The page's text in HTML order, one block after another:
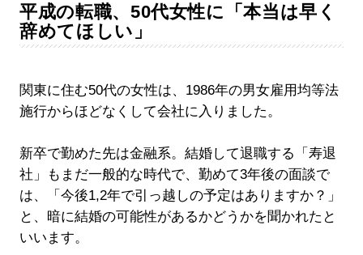
平成の転職、50代女性に「本当は早く
辞めてほしい」
関東に住む50代の女性は、1986年の男女雇用均等法
施行からほどなくして会社に入りました。
新卒で勤めた先は金融系。結婚して退職する「寿退
社」もまだ一般的な時代で、勤めて3年後の面談で
は、「今後1,2年で引っ越しの予定はありますか？」
と、暗に結婚の可能性があるかどうかを聞かれたと
いいます。